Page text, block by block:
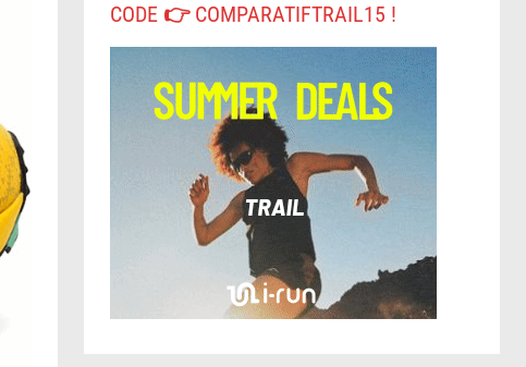
CODE 👉 COMPARATIFTRAIL15 !